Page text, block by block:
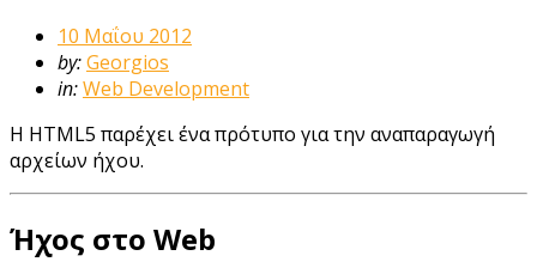
10 Μαΐου 2012
by:Georgios
in:Web Development
Η HTML5 παρέχει ένα πρότυπο για την αναπαραγωγή
αρχείων ήχου.
Ήχος στο Web